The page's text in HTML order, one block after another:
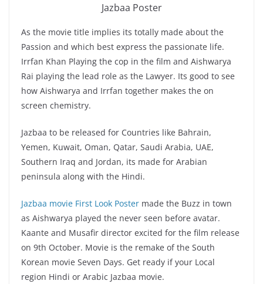
Jazbaa Poster
As the movie title implies its totally made about the
Passion and which best express the passionate life.
Irrfan Khan Playing the cop in the film and Aishwarya
Rai playing the lead role as the Lawyer. Its good to see
how Aishwarya and Irrfan together makes the on
screen chemistry.
Jazbaa to be released for Countries like Bahrain,
Yemen, Kuwait, Oman, Qatar, Saudi Arabia, UAE,
Southern Iraq and Jordan, its made for Arabian
peninsula along with the Hindi.
Jazbaa movie First Look Poster made the Buzz in town
as Aishwarya played the never seen before avatar.
Kaante and Musafir director excited for the film release
on 9th October. Movie is the remake of the South
Korean movie Seven Days. Get ready if your Local
region Hindi or Arabic Jazbaa movie.